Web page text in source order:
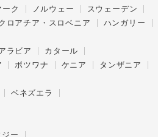
ク ノルウェー
スウェーデン
ロアチア・スロベニア
ハンガリー
ラビア
カタール
ボツワナ ケニア
タンザニア
ベネズエラ
ジー